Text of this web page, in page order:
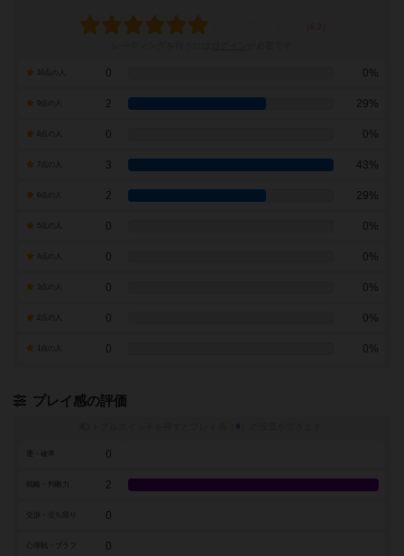
0 0%
2 29%
0 0%
7点の人 3 43%
2 29%
0 0%
0 0%
0 0%
0 0%
0 0%
プレイ感の評価
※
0
戦略・判断力 2
0
0